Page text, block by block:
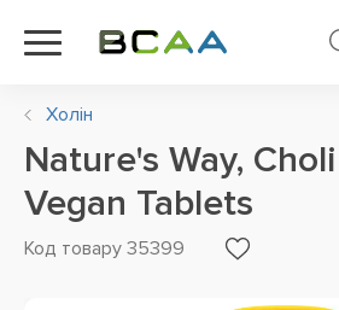
Холін
Nature's Way,
Vegan Tablets
Код товару 35399